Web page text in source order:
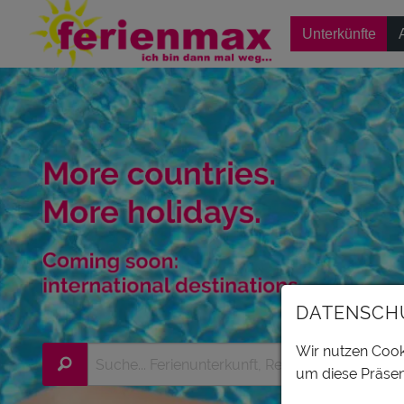
Unterkünfte
Wir nutzen
um diese